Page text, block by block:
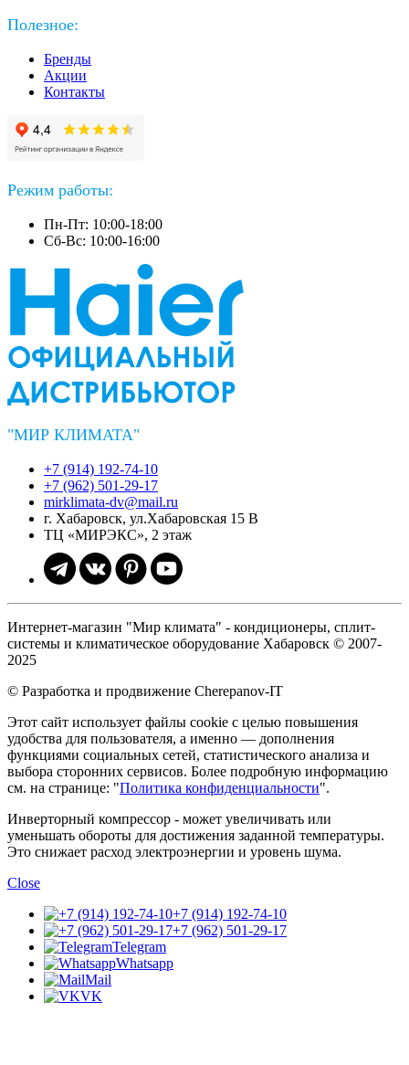
Полезное:
Бренды
Акции
Контакты
Режим работы:
Пн-Пт: 10:00-18:00
Сб-Вс: 10:00-16:00
"МИР КЛИМАТА"
+7 (914) 192-74-10
+7 (962) 501-29-17
mirklimata-dv@mail.ru
г. Хабаровск, ул.Хабаровская 15 В
ТЦ «МИРЭКС», 2 этаж
Интернет-магазин "Мир климата" - кондиционеры, сплит-
системы и климатическое оборудование Хабаровск © 2007-
2025
© Разработка и продвижение Cherepanov-IT
Этот сайт использует файлы cookie с целью повышения
удобства для пользователя, а именно — дополнения
функциями социальных сетей, статистического анализа и
выбора сторонних сервисов. Более подробную информацию
см. на странице: "Политика конфиденциальности".
Инверторный компрессор - может увеличивать или
уменьшать обороты для достижения заданной температуры.
Это снижает расход электроэнергии и уровень шума.
Close
+7 (914) 192-74-10
+7 (962) 501-29-17
Telegram
Whatsapp
Mail
VK